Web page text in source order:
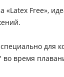
Free»,
для
во время